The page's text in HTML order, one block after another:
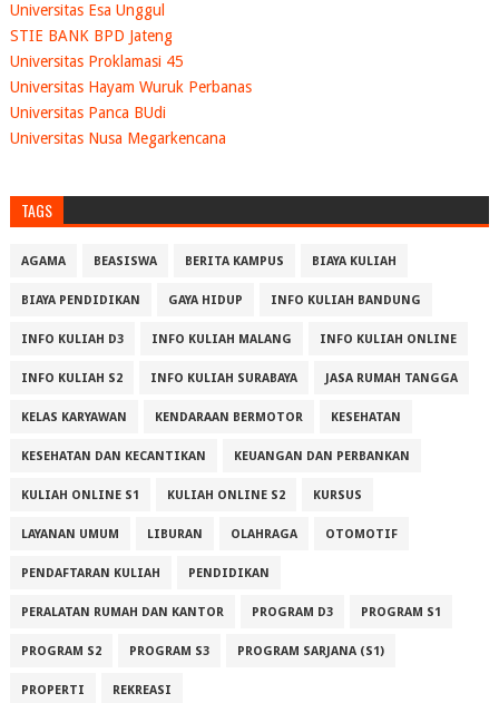
Universitas Esa Unggul
STIE BANK BPD Jateng
Universitas Proklamasi 45
Universitas Hayam Wuruk Perbanas
Universitas Panca BUdi
Universitas Nusa Megarkencana
TAGS
AGAMA BEASISWA BERITA KAMPUS BIAYA KULIAH
BIAYA PENDIDIKAN GAYA HIDUP INFO KULIAH BANDUNG
INFO KULIAH D3 INFO KULIAH MALANG INFO KULIAH ONLINE
INFO KULIAH S2 INFO KULIAH SURABAYA JASA RUMAH TANGGA
KELAS KARYAWAN KENDARAAN BERMOTOR KESEHATAN
KESEHATAN DAN KECANTIKAN KEUANGAN DAN PERBANKAN
KULIAH ONLINE S1 KULIAH ONLINE S2 KURSUS
LAYANAN UMUM LIBURAN OLAHRAGA OTOMOTIF
PENDAFTARAN KULIAH PENDIDIKAN
PERALATAN RUMAH DAN KANTOR PROGRAM D3 PROGRAM S1
PROGRAM S2 PROGRAM S3 PROGRAM SARJANA (S1)
PROPERTI REKREASI